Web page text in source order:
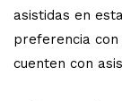
asistidas en
preferencia con
cuenten con